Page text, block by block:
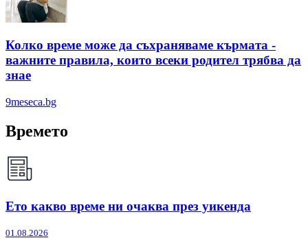
Колко време може да съхраняваме кърмата -
важните правила, които всеки родител трябва да
знае
9meseca.bg
Времето
Ето какво време ни очаква през уикенда
01.08.2026